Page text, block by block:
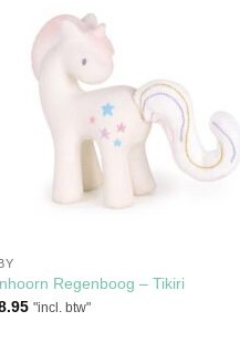
Regenboog – Tikiri
"incl. btw"